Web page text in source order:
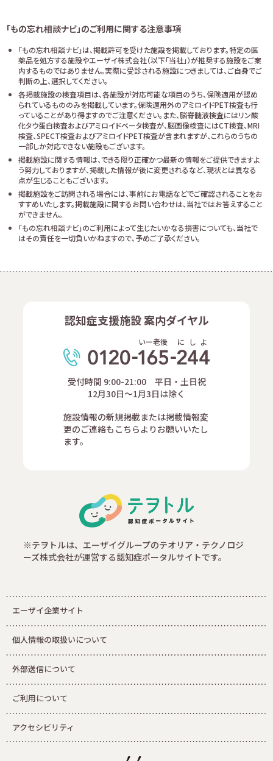
「もの忘れ相談ナビ」のご利用に関する注意事項
「もの忘れ相談ナビ」は、掲載許可を受けた施設を掲載しております。特定の医
薬品を処方する施設やエーザイ株式会社（以下「当社」）が推奨する施設をご案
内するものではありません。実際に受診される施設につきましては、ご自身でご
判断の上、選択してください。
各掲載施設の検査項目は、各施設が対応可能な項目のうち、保険適用が認め
られているもののみを掲載しています。保険適用外のアミロイドPET検査も行
っていることがあり得ますのでご注意ください。また、脳脊髄液検査にはリン酸
化タウ蛋白検査およびアミロイドベータ検査が、脳画像検査にはCT検査、MRI
検査、SPECT検査およびアミロイドPET検査が含まれますが、これらのうちの
一部しか対応できない施設もございます。
掲載施設に関する情報は、できる限り正確かつ最新の情報をご提供できますよ
う努力しておりますが、掲載した情報が後に変更されるなど、現状とは異なる
点が生じることもございます。
掲載施設をご訪問される場合には、事前にお電話などでご確認されることをお
すすめいたします。掲載施設に関するお問い合わせは、当社ではお答えすること
ができません。
「もの忘れ相談ナビ」のご利用によって生じたいかなる損害についても、当社で
はその責任を一切負いかねますので、予めご了承ください。
認知症支援施設 案内ダイヤル
いー老後 に し よ
受付時間 9:00-21:00 平日・土日祝
12月30日～1月3日は除く
施設情報の新規掲載または掲載情報変
更のご連絡もこちらよりお願いいたし
ます。
※テヲトルは、エーザイグループのテオリア・テクノロジ
ーズ株式会社が運営する認知症ポータルサイトです。
エーザイ企業サイト
個人情報の取扱いについて
外部送信について
ご利用について
アクセシビリティ